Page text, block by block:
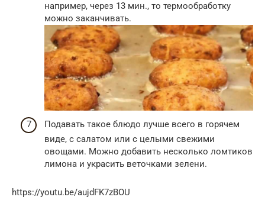
например, через 13 мин., то термообработку
можно заканчивать.
Подавать такое блюдо лучше всего в горячем
виде, с салатом или c целыми свежими
овощами. Можно добавить несколько ломтиков
лимона и украсить веточками зелени.
https://youtu.be/aujdFK7zBOU